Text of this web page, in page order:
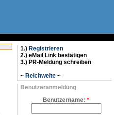
1.) Registrieren
2.) eMail Link bestätigen
3.) PR-Meldung schreiben
~ Reichweite ~
Benutzeranmeldung
Benutzername: *